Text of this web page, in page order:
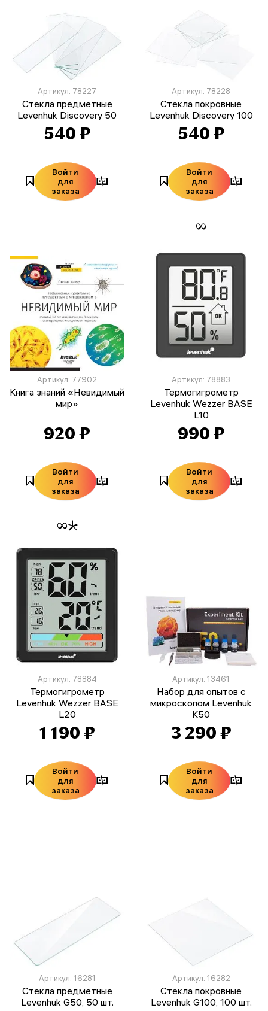
Артикул: 78227
Стекла предметные
Levenhuk Discovery 50
540 ₽
Войти
для
заказа
Артикул: 78228
Стекла покровные
Levenhuk Discovery 100
540 ₽
Войти
для
заказа
Артикул: 77902
Книга знаний «Невидимый
мир»
920 ₽
Войти
для
заказа
Артикул: 78883
Термогигрометр
Levenhuk Wezzer BASE
L10
990 ₽
Войти
для
заказа
Артикул: 78884
Термогигрометр
Levenhuk Wezzer BASE
L20
1 190 ₽
Войти
для
заказа
Артикул: 13461
Набор для опытов с
микроскопом Levenhuk
K50
3 290 ₽
Войти
для
заказа
Артикул: 16281
Стекла предметные
Levenhuk G50, 50 шт.
Артикул: 16282
Стекла покровные
Levenhuk G100, 100 шт.